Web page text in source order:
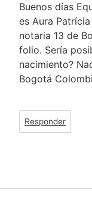
Buenos días
es Aura
notaria 13 de
folio. Sería
nacimiento?
Bogotá
Responder